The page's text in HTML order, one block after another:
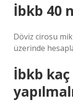
İbkb 40
Döviz cirosu
üzerinde
İbkb